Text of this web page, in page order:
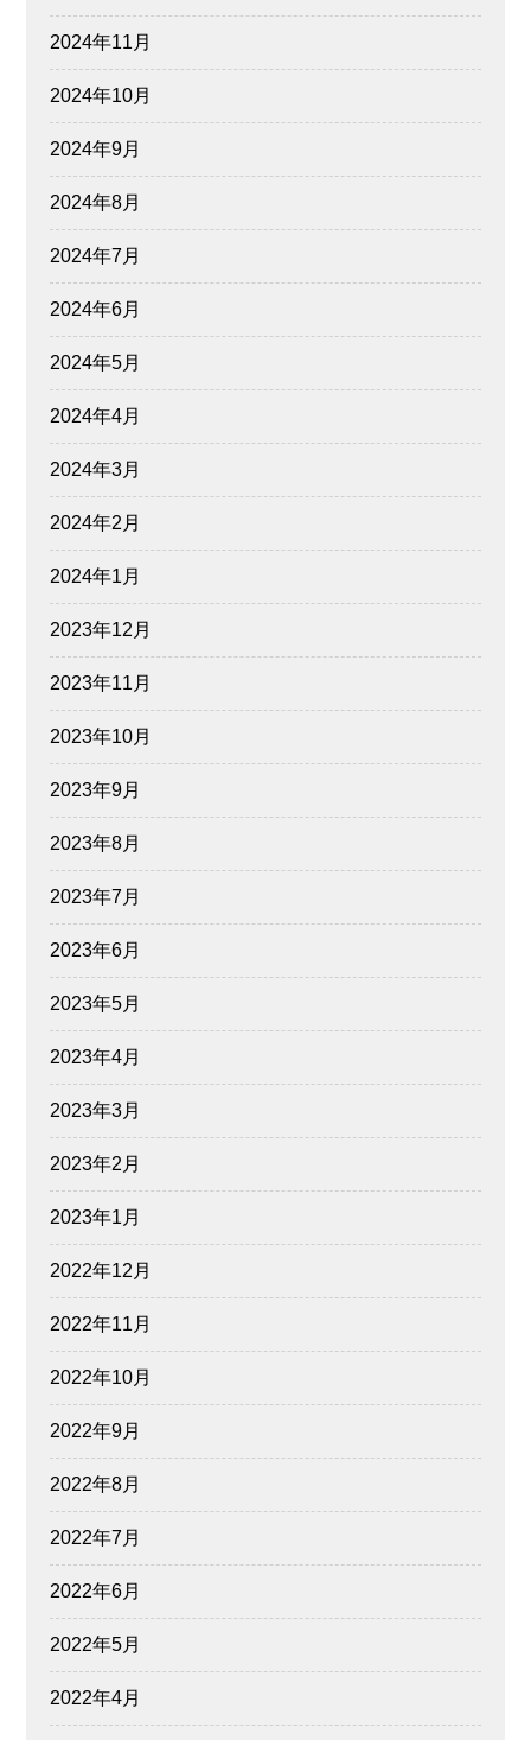
2024年11月
2024年10月
2024年9月
2024年8月
2024年7月
2024年6月
2024年5月
2024年4月
2024年3月
2024年2月
2024年1月
2023年12月
2023年11月
2023年10月
2023年9月
2023年8月
2023年7月
2023年6月
2023年5月
2023年4月
2023年3月
2023年2月
2023年1月
2022年12月
2022年11月
2022年10月
2022年9月
2022年8月
2022年7月
2022年6月
2022年5月
2022年4月